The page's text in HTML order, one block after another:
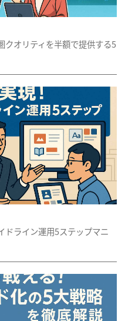
クオリティを半額で提供する5
ドライン運用5ステップマニ